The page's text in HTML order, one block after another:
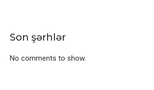
Son şərhlər
No comments to show.